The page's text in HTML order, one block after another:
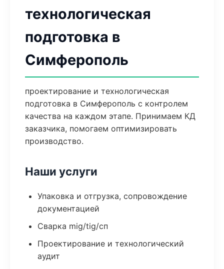
технологическая
подготовка в
Симферополь
проектирование и технологическая
подготовка в Симферополь с контролем
качества на каждом этапе. Принимаем КД
заказчика, помогаем оптимизировать
производство.
Наши услуги
Упаковка и отгрузка, сопровождение
документацией
Сварка mig/tig/сп
Проектирование и технологический
аудит